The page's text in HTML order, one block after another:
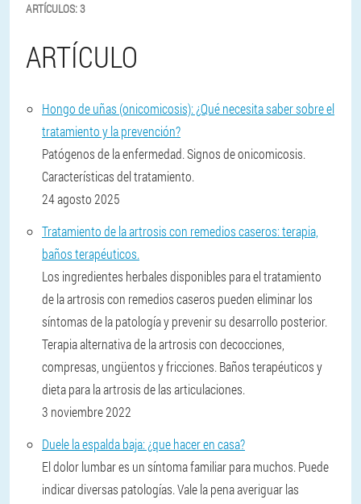
ARTÍCULOS:3
ARTÍCULO
Hongo de uñas (onicomicosis): ¿Qué necesita saber sobre el
tratamiento y la prevención?
Patógenos de la enfermedad. Signos de onicomicosis.
Características del tratamiento.
24 agosto 2025
Tratamiento de la artrosis con remedios caseros: terapia,
baños terapéuticos.
Los ingredientes herbales disponibles para el tratamiento
de la artrosis con remedios caseros pueden eliminar los
síntomas de la patología y prevenir su desarrollo posterior.
Terapia alternativa de la artrosis con decocciones,
compresas, ungüentos y fricciones. Baños terapéuticos y
dieta para la artrosis de las articulaciones.
3 noviembre 2022
Duele la espalda baja: ¿que hacer en casa?
El dolor lumbar es un síntoma familiar para muchos. Puede
indicar diversas patologías. Vale la pena averiguar las